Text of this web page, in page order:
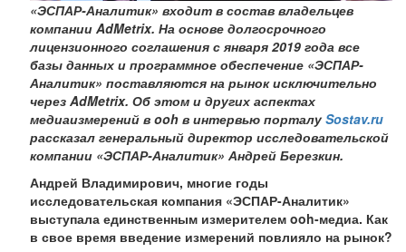
«ЭСПАР-Аналитик» входит в состав владельцев
компании AdMetrix. На основе долгосрочного
лицензионного соглашения с января 2019 года все
базы данных и программное обеспечение «ЭСПАР-
Аналитик» поставляются на рынок исключительно
через AdMetrix. Об этом и других аспектах
медиаизмерений в ooh в интервью порталу Sostav.ru
рассказал генеральный директор исследовательской
компании «ЭСПАР-Аналитик» Андрей Березкин.
Андрей Владимирович, многие годы
исследовательская компания «ЭСПАР-Аналитик»
выступала единственным измерителем ooh-медиа. Как
в свое время введение измерений повлияло на рынок?